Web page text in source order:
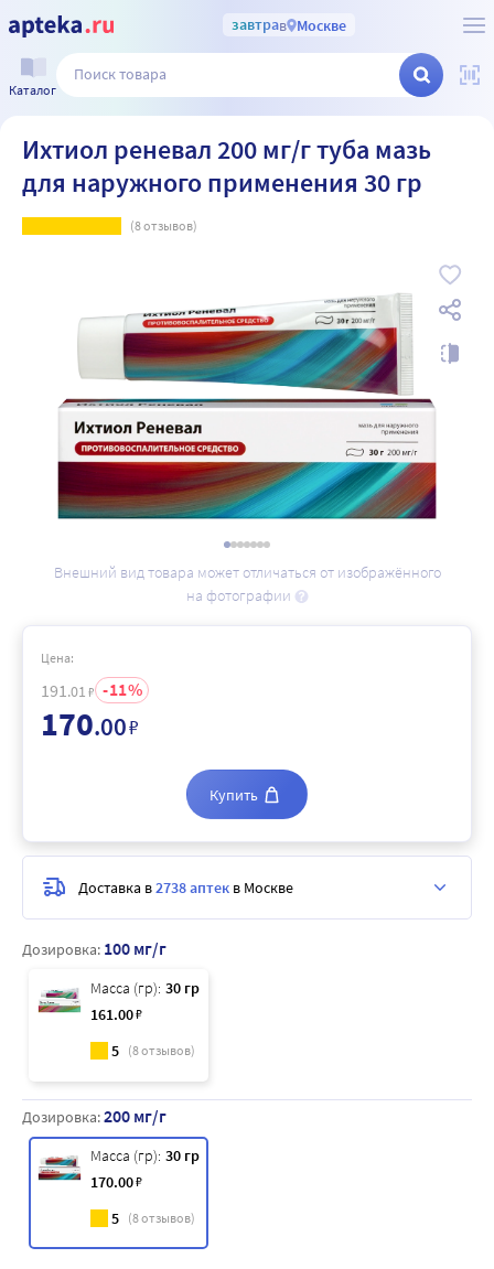
завтрав Москве
Каталог
Ихтиол реневал 200 мг/г туба мазь
для наружного применения 30 гр
(8отзывов)
Внешний вид товара может отличаться от изображённого
на фотографии
Дозировка: 100 мг/г
Масса (гр): 30 гр
161.00₽
5 (8отзывов)
Дозировка:200 мг/г
Масса (гр): 30 гр
170.00₽
5 (8отзывов)
Цена:
191 .01 ₽ 11
170.00₽
Купить
Доставка в2738 аптек в Москве